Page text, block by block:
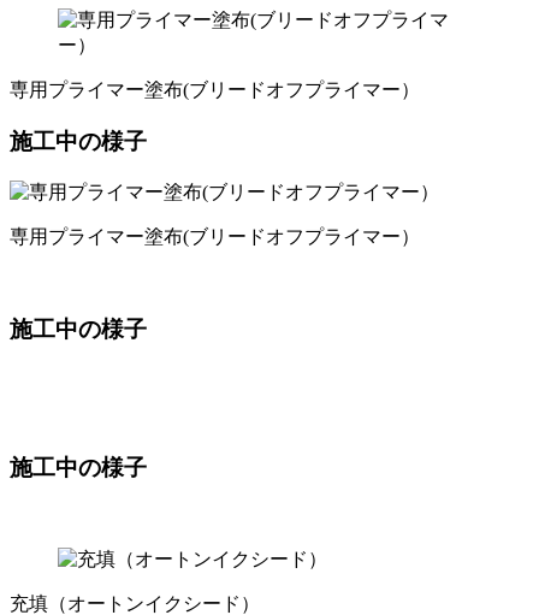
専用プライマー塗布(ブリードオフプライマー）
施工中の様子
専用プライマー塗布(ブリードオフプライマー）
施工中の様子
施工中の様子
充填（オートンイクシード）